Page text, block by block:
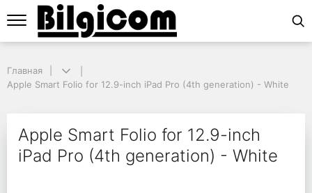
Apple Smart Folio for 12.9-inch iPad Pro (4th generation) - White
Apple Smart Folio for
Главная
Apple Smart Folio for 12.9-inch iPad Pro (4th generation) - White
Apple Smart Folio for 12.9-inch
iPad Pro (4th generation) - White